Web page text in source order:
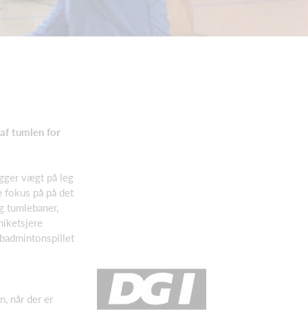
tumlen for
vægt på leg
på på det
tumlebaner,
når der er